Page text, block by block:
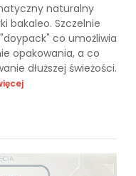
naturalny
bakaleo. Szczelnie
co umożliwia
opakowania, a co
dłuższej świeżości.